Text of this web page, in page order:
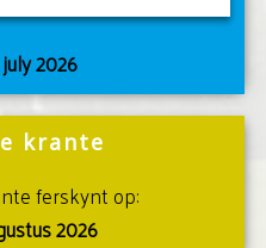
2026
krante
ferskynt op:
2026